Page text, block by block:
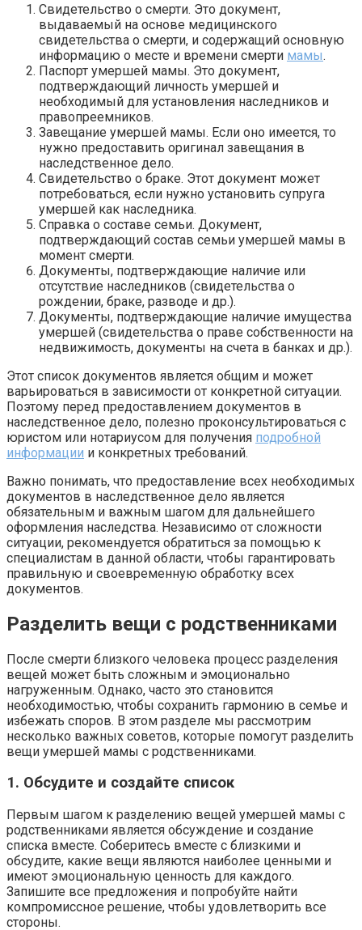
Свидетельство о смерти. Это документ,
выдаваемый на основе медицинского
свидетельства о смерти, и содержащий основную
информацию о месте и времени смерти мамы.
Паспорт умершей мамы. Это документ,
подтверждающий личность умершей и
необходимый для установления наследников и
правопреемников.
Завещание умершей мамы. Если оно имеется, то
нужно предоставить оригинал завещания в
наследственное дело.
Свидетельство о браке. Этот документ может
потребоваться, если нужно установить супруга
умершей как наследника.
Справка о составе семьи. Документ,
подтверждающий состав семьи умершей мамы в
момент смерти.
Документы, подтверждающие наличие или
отсутствие наследников (свидетельства о
рождении, браке, разводе и др.).
Документы, подтверждающие наличие имущества
умершей (свидетельства о праве собственности на
недвижимость, документы на счета в банках и др.).
Этот список документов является общим и может
варьироваться в зависимости от конкретной ситуации.
Поэтому перед предоставлением документов в
наследственное дело, полезно проконсультироваться с
юристом или нотариусом для получения подробной
информации и конкретных требований.
Важно понимать, что предоставление всех необходимых
документов в наследственное дело является
обязательным и важным шагом для дальнейшего
оформления наследства. Независимо от сложности
ситуации, рекомендуется обратиться за помощью к
специалистам в данной области, чтобы гарантировать
правильную и своевременную обработку всех
документов.
Разделить вещи с родственниками
После смерти близкого человека процесс разделения
вещей может быть сложным и эмоционально
нагруженным. Однако, часто это становится
необходимостью, чтобы сохранить гармонию в семье и
избежать споров. В этом разделе мы рассмотрим
несколько важных советов, которые помогут разделить
вещи умершей мамы с родственниками.
1. Обсудите и создайте список
Первым шагом к разделению вещей умершей мамы с
родственниками является обсуждение и создание
списка вместе. Соберитесь вместе с близкими и
обсудите, какие вещи являются наиболее ценными и
имеют эмоциональную ценность для каждого.
Запишите все предложения и попробуйте найти
компромиссное решение, чтобы удовлетворить все
стороны.